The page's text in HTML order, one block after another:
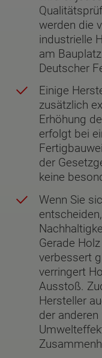
werden die
industrielle
am
Deutscher
Einige
zusätzlich
Erhöhung
erfolgt bei
der
keine
Wenn Sie
Gerade
verbessert
verringert
Ausstoß.
Hersteller
der